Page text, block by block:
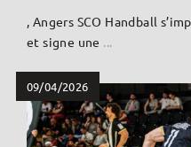
, Angers SCO Handball
et signe une ...
09/04/2026